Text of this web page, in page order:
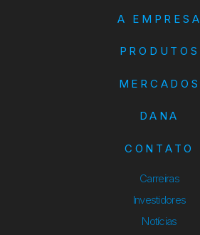
A EMPRESA
PRODUTOS
MERCADOS
DANA
CONTATO
Carreiras
Investidores
Notícias